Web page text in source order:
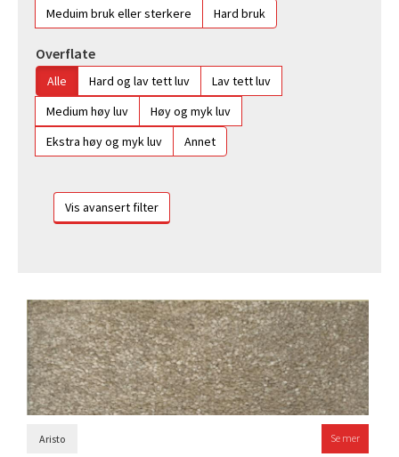
Meduim bruk eller sterkere
Hard bruk
Overflate
Alle Hard og lav tett luv
Lav tett luv
Medium høy luv
Høy og myk luv
Ekstra høy og myk luv
Annet
Aristo Se mer